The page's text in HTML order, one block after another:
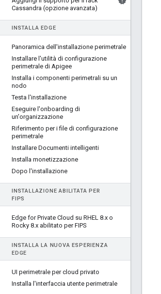
Cassandra (opzione avanzata)
INSTALLA EDGE
Panoramica dell'installazione perimetrale
Installare l'utilità di configurazione
perimetrale di Apigee
Installa i componenti perimetrali su un
nodo
Testa l'installazione
Eseguire l'onboarding di
un'organizzazione
Riferimento per i file di configurazione
perimetrale
Installare Documenti intelligenti
Installa monetizzazione
Dopo l'installazione
INSTALLAZIONE ABILITATA PER
FIPS
Edge for Private Cloud su RHEL 8.x o
Rocky 8.x abilitato per FIPS
INSTALLA LA NUOVA ESPERIENZA
EDGE
UI perimetrale per cloud privato
Installa l'interfaccia utente perimetrale